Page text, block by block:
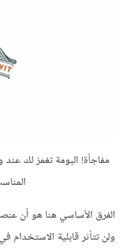
مفاجأة! البومة تغمز لك
الفرق الأساسي هنا هو أن
ولن تتأثر قابلية